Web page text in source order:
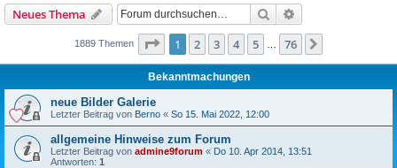
Neues Thema Suche
1889 Themen Seite 1von 76
1 2 3 4 5 76
Bekanntmachungen
neue Bilder Galerie
Letzter Beitrag von Berno « So 15. Mai 2022, 12:00
allgemeine Hinweise zum Forum
Letzter Beitrag von admine9forum « Do 10. Apr 2014, 13:51
Antworten: 1